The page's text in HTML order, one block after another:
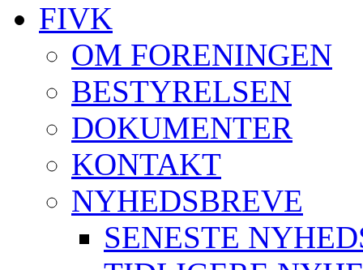
FIVK
OM FORENINGEN
BESTYRELSEN
DOKUMENTER
KONTAKT
NYHEDSBREVE
SENESTE